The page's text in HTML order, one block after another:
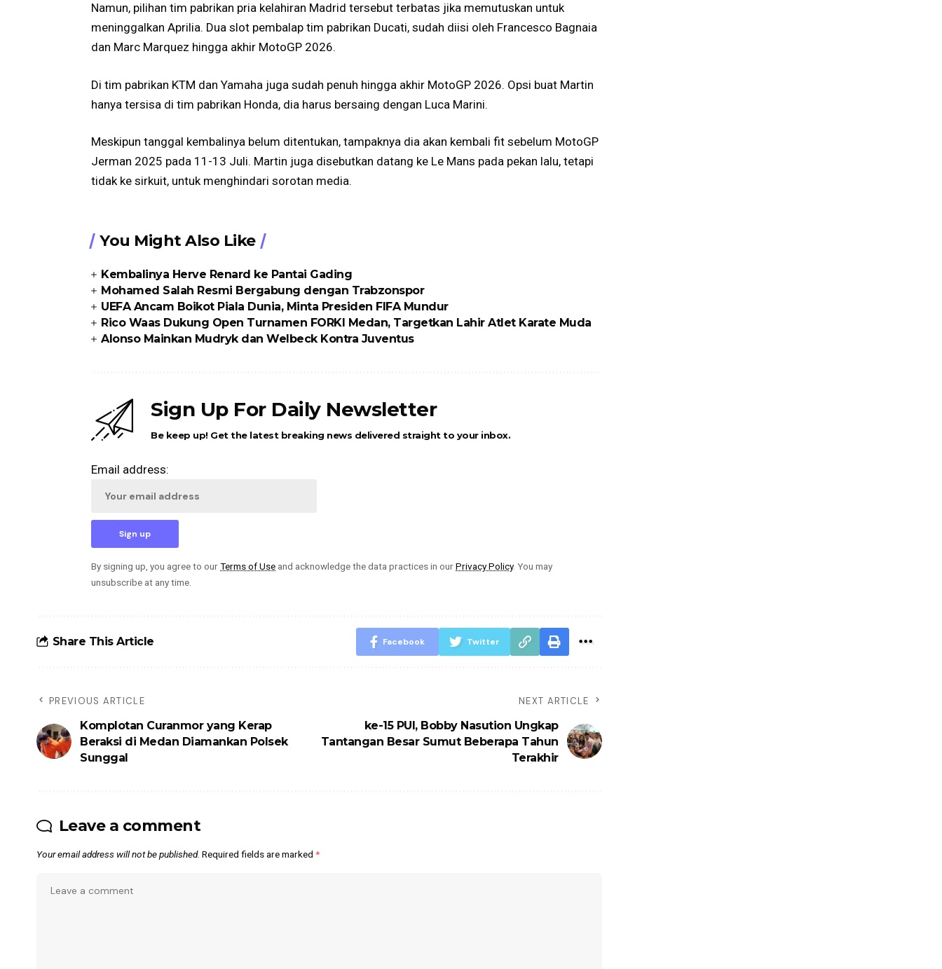
Namun, pilihan tim pabrikan pria kelahiran Madrid tersebut terbatas jika memutuskan untuk
meninggalkan Aprilia. Dua slot pembalap tim pabrikan Ducati, sudah diisi oleh Francesco Bagnaia
dan Marc Marquez hingga akhir MotoGP 2026.
Di tim pabrikan KTM dan Yamaha juga sudah penuh hingga akhir MotoGP 2026. Opsi buat Martin
hanya tersisa di tim pabrikan Honda, dia harus bersaing dengan Luca Marini.
Meskipun tanggal kembalinya belum ditentukan, tampaknya dia akan kembali fit sebelum MotoGP
Jerman 2025 pada 11-13 Juli. Martin juga disebutkan datang ke Le Mans pada pekan lalu, tetapi
tidak ke sirkuit, untuk menghindari sorotan media.
You Might Also Like
Kembalinya Herve Renard ke Pantai Gading
Mohamed Salah Resmi Bergabung dengan Trabzonspor
UEFA Ancam Boikot Piala Dunia, Minta Presiden FIFA Mundur
Rico Waas Dukung Open Turnamen FORKI Medan, Targetkan Lahir Atlet Karate Muda
Alonso Mainkan Mudryk dan Welbeck Kontra Juventus
Sign Up For Daily Newsletter
Be keep up! Get the latest breaking news delivered straight to your inbox.
Email address:
By signing up, you agree to ourTerms of Use and acknowledge the data practices in ourPrivacy Policy. You may
unsubscribe at any time.
Share This Article Facebook Twitter
PREVIOUS ARTICLE
Komplotan Curanmor yang Kerap
Beraksi di Medan Diamankan Polsek
Sunggal
NEXT ARTICLE
ke-15 PUI, Bobby Nasution Ungkap
Tantangan Besar Sumut Beberapa Tahun
Terakhir
Leave a comment
Your email address will not be published. Required fields are marked *